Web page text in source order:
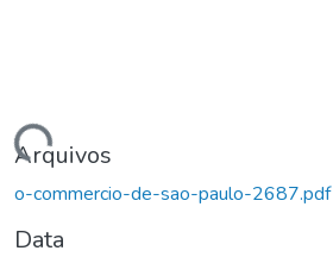
Arquivos
o-commercio-de-sao-paulo-2687.pdf
Data